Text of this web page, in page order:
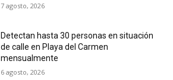
7 agosto, 2026
Detectan hasta 30 personas en situación
de calle en Playa del Carmen
mensualmente
6 agosto, 2026